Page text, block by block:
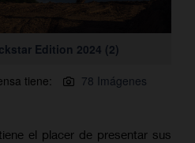
Edition 2024 (2)
tiene:
78 Imágenes
el placer de presentar sus